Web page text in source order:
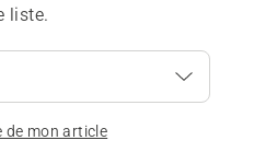
liste.
de mon article